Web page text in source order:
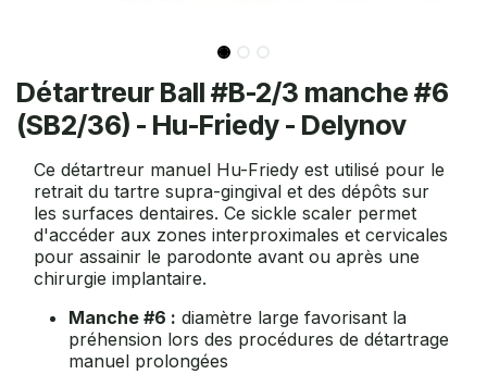
Détartreur Ball #B-2/3 manche #6
(SB2/36) - Hu-Friedy - Delynov
Ce détartreur manuel Hu-Friedy est utilisé pour le
retrait du tartre supra-gingival et des dépôts sur
les surfaces dentaires. Ce sickle scaler permet
d'accéder aux zones interproximales et cervicales
pour assainir le parodonte avant ou après une
chirurgie implantaire.
Manche #6 : diamètre large favorisant la
préhension lors des procédures de détartrage
manuel prolongées